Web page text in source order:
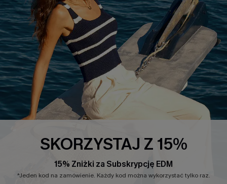
Opinie Klientów
Polityka Prywatności
Warunki & Zasady
Łańcuch Dostaw Cupshe
20% Zniżki na SMS
Jak Śledzić
Polityka Zwrotów
Rozpocznij Zwrot
Informacje o Rozmiarach
FAQS
Kontakt z Nami
Modne Sukienki
SKORZYSTAJ Z 15%
15% Zniżki za Subskrypcję EDM
*Jeden kod na zamówienie. Każdy kod można wykorzystać tylko raz.